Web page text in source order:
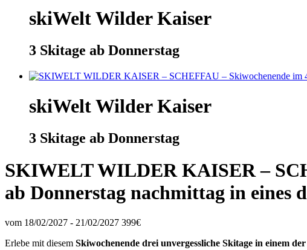
skiWelt Wilder Kaiser
3 Skitage ab Donnerstag
skiWelt Wilder Kaiser
3 Skitage ab Donnerstag
SKIWELT WILDER KAISER –
ab Donnerstag nachmittag in eines
vom 18/02/2027 - 21/02/2027 399€
Erlebe mit diesem Skiwochenende drei unvergessliche Skitage in einem